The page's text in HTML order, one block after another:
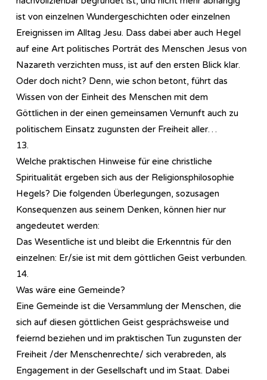
ist von einzelnen Wundergeschichten oder einzelnen
Ereignissen im Alltag Jesu. Dass dabei aber auch Hegel
auf eine Art politisches Porträt des Menschen Jesus von
Nazareth verzichten muss, ist auf den ersten Blick klar.
Oder doch nicht? Denn, wie schon betont, führt das
Wissen von der Einheit des Menschen mit dem
Göttlichen in der einen gemeinsamen Vernunft auch zu
politischem Einsatz zugunsten der Freiheit aller…
13.
Welche praktischen Hinweise für eine christliche
Spiritualität ergeben sich aus der Re­li­gi­ons­phi­lo­so­phie
Hegels? Die folgenden Überlegungen, sozusagen
Konsequenzen aus seinem Denken, können hier nur
angedeutet werden:
Das Wesentliche ist und bleibt die Erkenntnis für den
einzelnen: Er/sie ist mit dem göttlichen Geist verbunden.
14.
Was wäre eine Gemeinde?
Eine Gemeinde ist die Versammlung der Menschen, die
sich auf diesen göttlichen Geist gesprächsweise und
feiernd beziehen und im praktischen Tun zugunsten der
Freiheit /der Menschenrechte/ sich verabreden, als
Engagement in der Gesellschaft und im Staat. Dabei